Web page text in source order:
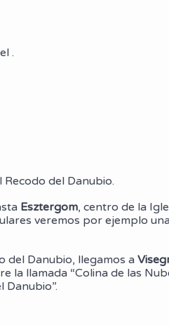
.
del Danubio.
Esztergom, centro de la
veremos por ejemplo
del Danubio, llegamos a
la llamada “Colina de las
Danubio”.